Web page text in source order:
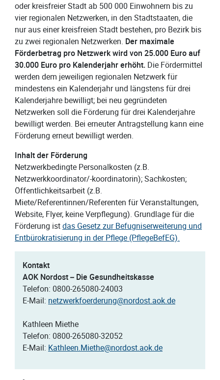
oder kreisfreier Stadt ab 500 000 Einwohnern bis zu
vier regionalen Netzwerken, in den Stadtstaaten, die
nur aus einer kreisfreien Stadt bestehen, pro Bezirk bis
zu zwei regionalen Netzwerken. Der maximale
Förderbetrag pro Netzwerk wird von 25.000 Euro auf
30.000 Euro pro Kalenderjahr erhöht. Die Fördermittel
werden dem jeweiligen regionalen Netzwerk für
mindestens ein Kalenderjahr und längstens für drei
Kalenderjahre bewilligt; bei neu gegründeten
Netzwerken soll die Förderung für drei Kalenderjahre
bewilligt werden. Bei erneuter Antragstellung kann eine
Förderung erneut bewilligt werden.
Inhalt der Förderung
Netzwerkbedingte Personalkosten (z.B.
Netzwerkkoordinator/-koordinatorin); Sachkosten;
Öffentlichkeitsarbeit (z.B.
Miete/Referentinnen/Referenten für Veranstaltungen,
Website, Flyer, keine Verpflegung). Grundlage für die
Förderung istdas Gesetz zur Befugniserweiterung und
Entbürokratisierung in der Pflege (PflegeBefEG).
Kontakt
AOK Nordost – Die Gesundheitskasse
Telefon: 0800-265080-24003
E-Mail: netzwerkfoerderung@nordost.aok.de
Kathleen Miethe
Telefon: 0800-265080-32052
E-Mail: Kathleen.Miethe@nordost.aok.de